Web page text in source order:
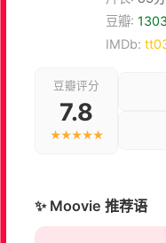
豆瓣:
IMDb:
豆瓣评分
7.8
★★★★★
✨ Moovie 推荐语